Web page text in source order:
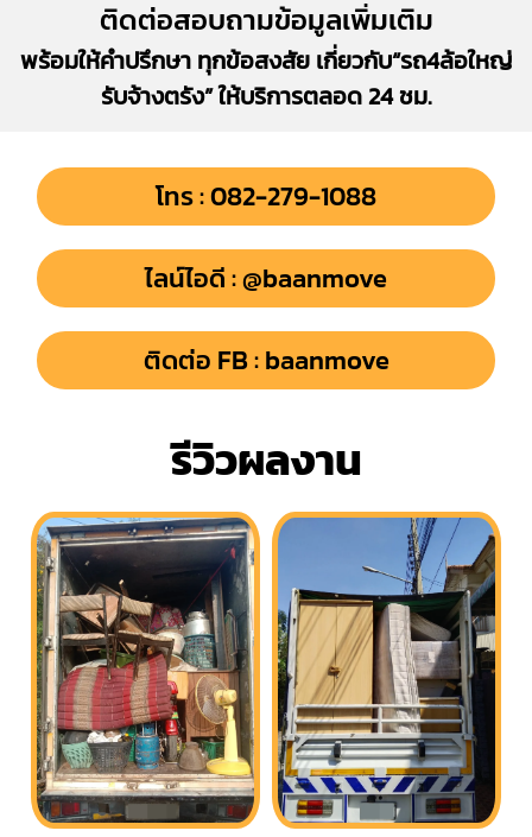
ติดต่อสอบถามข้อมูลเพิ่มเติม
พร้อมให้คำปรึกษา ทุกข้อสงสัย เกี่ยวกับ“รถ4ล้อใหญ่
รับจ้างตรัง” ให้บริการตลอด 24 ชม.
โทร : 082-279-1088
ไลน์ไอดี : @baanmove
ติดต่อ FB : baanmove
รีวิวผลงาน